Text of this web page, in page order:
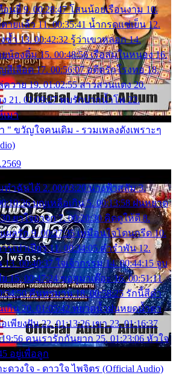
อนยี่ 9. 00:28:47 โสนน้อยเรือนงาม 10.
ายแล้ว 11. 00:35:41 น้ำกรดแช่เย็น 12.
ซ้ำ 13. 00:42:32 รู้ว่าเขาหลอก 14.
น้องติ๋ม 15. 00:48:56 เรือล่มในหนอง 16.
สีเลือด 17. 00:56:07 อดีตรักโรงทอ 18.
ควาย 19. 01:02:55 สาวสวนแตง 20.
21. 01:09:27 พบรักปากน้ำโพ 22.
เมา
ขวัญใจคนเดิม - รวมเพลงดังเพราะๆ
ทำฉันได้ 2. 00:03:20 นางฟ้าสลัม 3.
บุญเหลือเกิน 5. 00:13:58 ฝนหยาด
ยาใจยาจก 7. 00:20:30 คิดดูให้ดี 8.
ผลรัก 9. 00:27:35 เหมือนใจโดนกรีด 10.
รเปาเปียว 11. 00:34:05 คำรำพัน 12.
00:40:37 ใจเจ้ากรรม 14. 00:44:15 จูบ
15. 00:47:24 ขอสูมาเต๊อะ 16. 00:51:11
คืนทรมาน 18. 00:58:25 รักนี้สีดำ
เกิน 20. 01:05:42 หยาดน้ำฝนหยดน้ำตา
เพียงฝัน 22. 01:13:26 เขา 23. 01:16:37
คนเรารักกันยาก 25. 01:23:06 หัวใจ
อยู่เพื่อลูก
ะดวงใจ - ดาวใจ ไพจิตร (Official Audio)